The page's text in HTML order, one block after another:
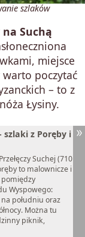
szlaków
Suchą
miejsce
poczytać
– to z
Łysiny.
szlaki z Poręby i
Suchej (710
to malownicze i
Wyspowego:
południu oraz
Można tu
piknik,